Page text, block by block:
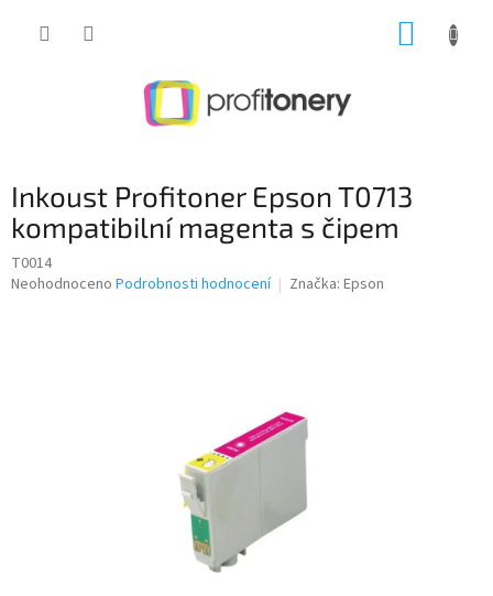
Inkoust Profitoner Epson T0713
kompatibilní magenta s čipem
T0014
Průměrné
Neohodnoceno Podrobnosti hodnocení Značka: Epson